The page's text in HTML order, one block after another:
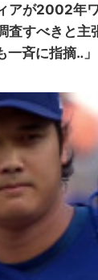
アが2002年
査すべきと主
斉に指摘‥」